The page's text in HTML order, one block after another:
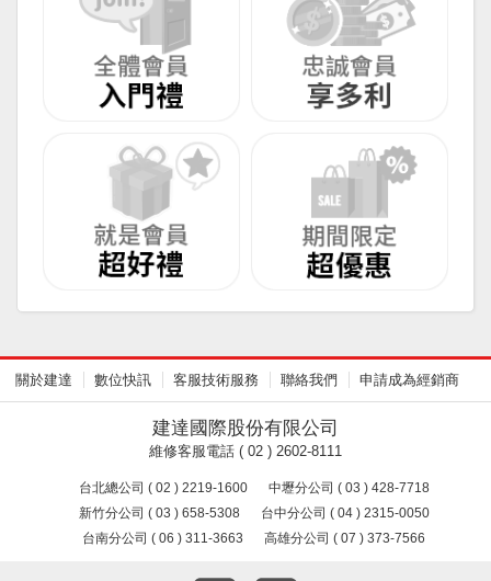
關於建達 數位快訊 客服技術服務 聯絡我們 申請成為經銷商
建達國際股份有限公司
維修客服電話 ( 02 ) 2602-8111
台北總公司 ( 02 ) 2219-1600
中壢分公司 ( 03 ) 428-7718
新竹分公司 ( 03 ) 658-5308
台中分公司 ( 04 ) 2315-0050
台南分公司 ( 06 ) 311-3663
高雄分公司 ( 07 ) 373-7566